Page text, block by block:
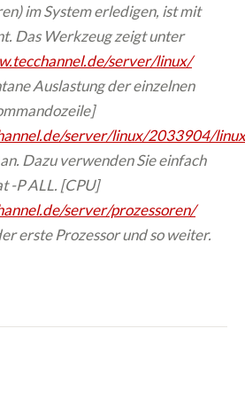
im System erledigen, ist mit
Das Werkzeug zeigt unter
server/linux/
Auslastung der einzelnen
server/linux/2033904/
Dazu verwenden Sie einfach
-P ALL. [CPU]
server/prozessoren/
erste Prozessor und so weiter.